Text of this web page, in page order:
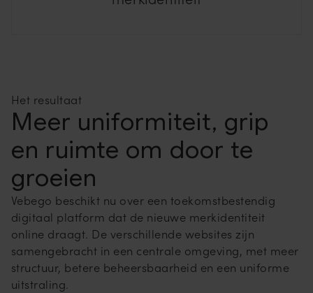
Meer uniformiteit, grip
en ruimte om door te
groeien
Het resultaat
Vebego beschikt nu over een toekomstbestendig
digitaal platform dat de nieuwe merkidentiteit
online draagt. De verschillende websites zijn
samengebracht in een centrale omgeving, met meer
structuur, betere beheersbaarheid en een uniforme
uitstraling.